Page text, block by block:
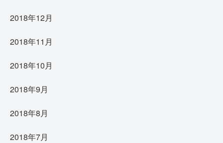
2018年12月
2018年11月
2018年10月
2018年9月
2018年8月
2018年7月